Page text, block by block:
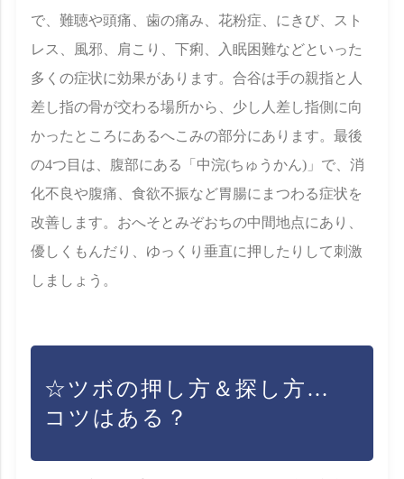
で、難聴や頭痛、歯の痛み、花粉症、にきび、スト
レス、風邪、肩こり、下痢、入眠困難などといった
多くの症状に効果があります。合谷は手の親指と人
差し指の骨が交わる場所から、少し人差し指側に向
かったところにあるへこみの部分にあります。最後
の4つ目は、腹部にある「中浣(ちゅうかん)」で、消
化不良や腹痛、食欲不振など胃腸にまつわる症状を
改善します。おへそとみぞおちの中間地点にあり、
優しくもんだり、ゆっくり垂直に押したりして刺激
しましょう。
☆ツボの押し方＆探し方…
コツはある？